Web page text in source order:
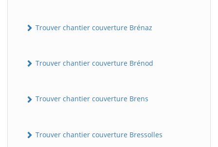
Trouver chantier couverture Brénaz
Trouver chantier couverture Brénod
Trouver chantier couverture Brens
Trouver chantier couverture Bressolles